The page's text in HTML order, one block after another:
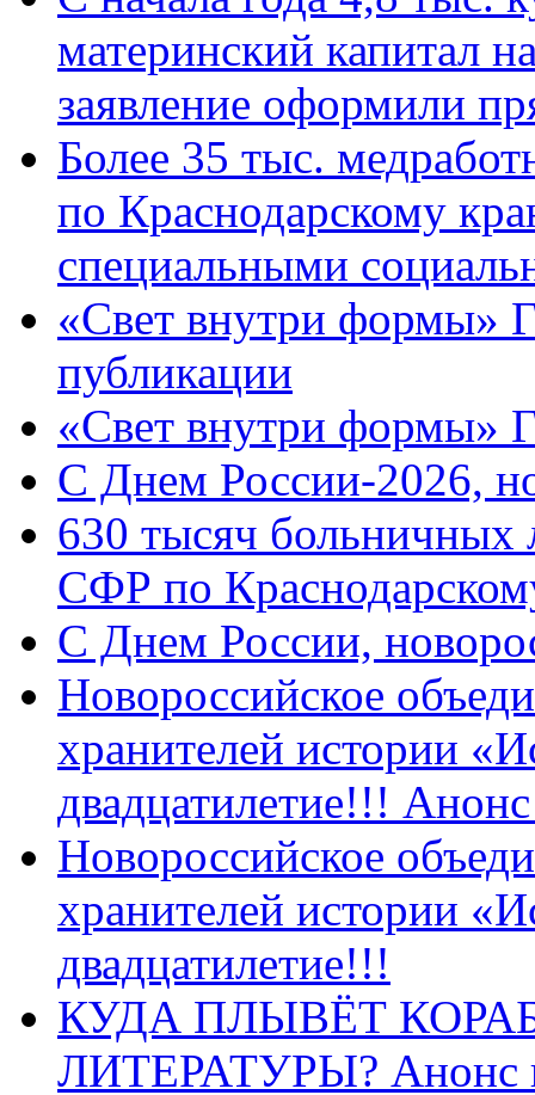
материнский капитал
заявление оформили
Более 35 тыс.
по Краснодарскому
специальными
«Свет внутри формы»
публикации
«Свет внутри формы»
C Днем России-2026,
630 тысяч больничных
СФР по
C Днем России,
Новороссийское
хранителей истории
двадцатилетие!!!
Новороссийское
хранителей истории
двадцатилетие!!!
КУДА ПЛЫВЁТ
ЛИТЕРАТУРЫ? Анонс